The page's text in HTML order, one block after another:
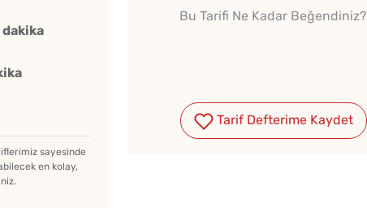
dakika
sayesinde
en kolay,
Bu Tarifi Ne Kadar Beğendiniz?
Tarif Defterime Kaydet